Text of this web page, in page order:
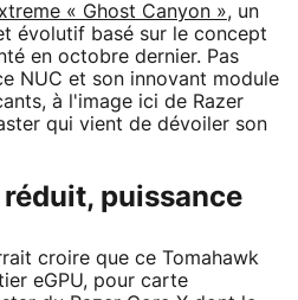
« Ghost Canyon », un
évolutif basé sur le concept
en octobre dernier. Pas
NUC et son innovant module
à l'image ici de Razer
qui vient de dévoiler son
puissance
croire que ce Tomahawk
eGPU, pour carte